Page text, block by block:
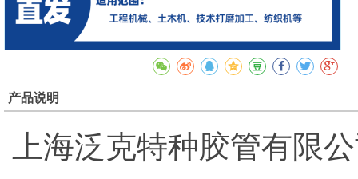
产品说明
上海泛克特种胶管有限